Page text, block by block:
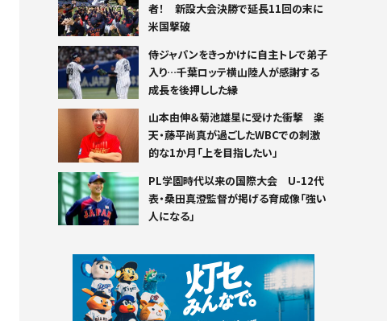
者！ 新設大会決勝で延長11回の末に
米国撃破
侍ジャパンをきっかけに自主トレで弟子
入り…千葉ロッテ横山陸人が感謝する
成長を後押しした縁
山本由伸＆菊池雄星に受けた衝撃 楽
天・藤平尚真が過ごしたWBCでの刺激
的な1か月「上を目指したい」
PL学園時代以来の国際大会 U-12代
表・桑田真澄監督が掲げる育成像「強い
人になる」